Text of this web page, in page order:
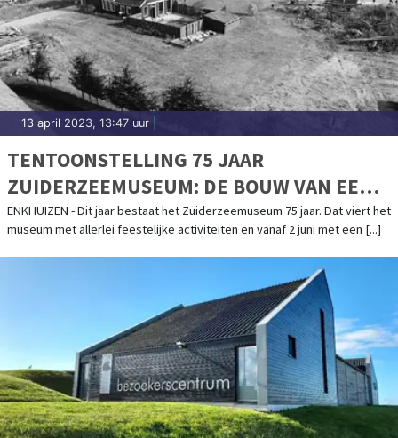
13 april 2023, 13:47 uur
TENTOONSTELLING 75 JAAR
ZUIDERZEEMUSEUM: DE BOUW VAN EEN
BUITENGEWOON BIJZONDER
MUSEUMDORP
ENKHUIZEN - Dit jaar bestaat het Zuiderzeemuseum 75 jaar. Dat viert het
museum met allerlei feestelijke activiteiten en vanaf 2 juni met een [...]